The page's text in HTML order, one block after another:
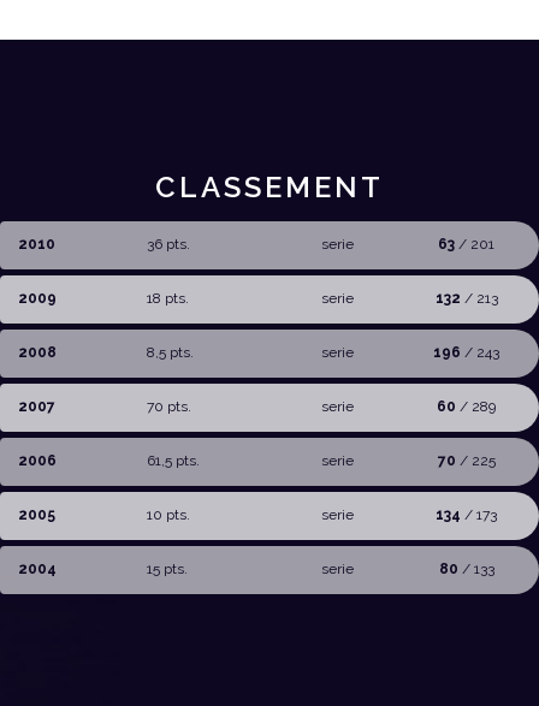
CLASSEMENT
2010 36 pts. serie 63 / 201
2009 18 pts. serie 132 / 213
2008 8,5 pts. serie 196 / 243
2007 70 pts. serie 60 / 289
2006 61,5 pts. serie 70 / 225
2005 10 pts. serie 134 / 173
2004 15 pts. serie 80 / 133